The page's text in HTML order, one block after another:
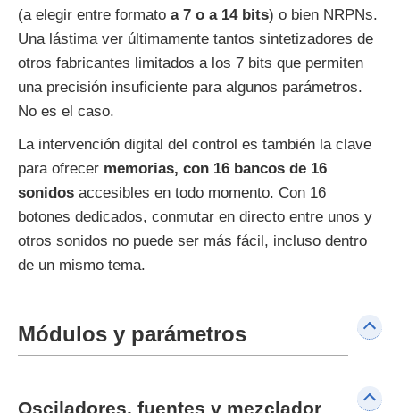
(a elegir entre formato a 7 o a 14 bits) o bien NRPNs.
Una lástima ver últimamente tantos sintetizadores de
otros fabricantes limitados a los 7 bits que permiten
una precisión insuficiente para algunos parámetros.
No es el caso.
La intervención digital del control es también la clave
para ofrecer memorias, con 16 bancos de 16
sonidos accesibles en todo momento. Con 16
botones dedicados, conmutar en directo entre unos y
otros sonidos no puede ser más fácil, incluso dentro
de un mismo tema.
Módulos y parámetros
Osciladores, fuentes y mezclador